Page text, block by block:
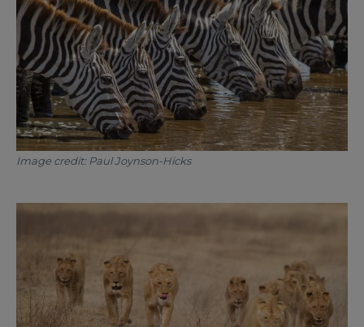
Image credit: Paul Joynson-Hicks